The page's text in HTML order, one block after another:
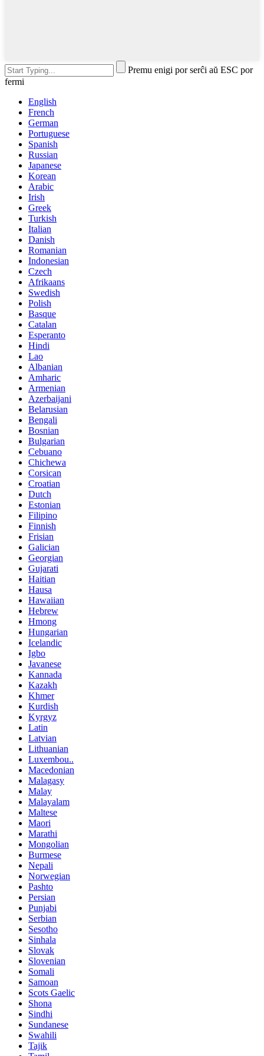
Premu enigi por serĉi aŭ ESC por
fermi
English
French
German
Portuguese
Spanish
Russian
Japanese
Korean
Arabic
Irish
Greek
Turkish
Italian
Danish
Romanian
Indonesian
Czech
Afrikaans
Swedish
Polish
Basque
Catalan
Esperanto
Hindi
Lao
Albanian
Amharic
Armenian
Azerbaijani
Belarusian
Bengali
Bosnian
Bulgarian
Cebuano
Chichewa
Corsican
Croatian
Dutch
Estonian
Filipino
Finnish
Frisian
Galician
Georgian
Gujarati
Haitian
Hausa
Hawaiian
Hebrew
Hmong
Hungarian
Icelandic
Igbo
Javanese
Kannada
Kazakh
Khmer
Kurdish
Kyrgyz
Latin
Latvian
Lithuanian
Luxembou..
Macedonian
Malagasy
Malay
Malayalam
Maltese
Maori
Marathi
Mongolian
Burmese
Nepali
Norwegian
Pashto
Persian
Punjabi
Serbian
Sesotho
Sinhala
Slovak
Slovenian
Somali
Samoan
Scots Gaelic
Shona
Sindhi
Sundanese
Swahili
Tajik